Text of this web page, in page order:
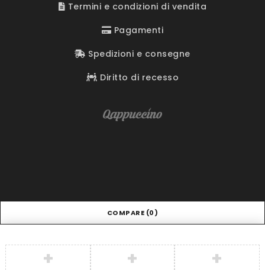
Termini e condizioni di vendita
Pagamenti
Spedizioni e consegne
Diritto di recesso
COMPARE (0)